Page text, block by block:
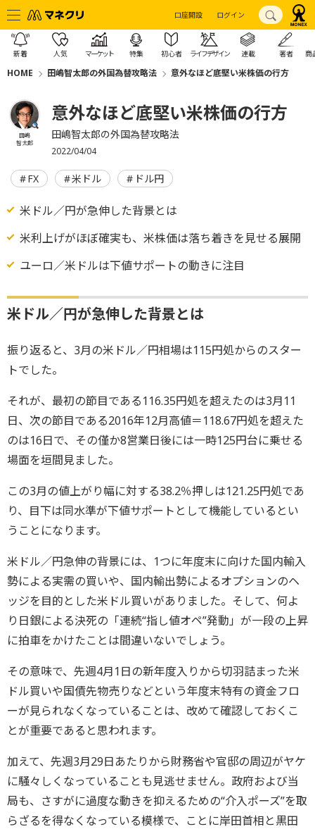
口座開設 ログイン
新着 人気 マーケット 特集 初心者 ライフデザイン 連載 著者 商
HOME 田嶋智太郎の外国為替攻略法 意外なほど底堅い米株価の行方
田嶋
智太郎
意外なほど底堅い米株価の行方
田嶋智太郎の外国為替攻略法
2022/04/04
FX 米ドル ドル円
米ドル／円が急伸した背景とは
米利上げがほぼ確実も、米株価は落ち着きを見せる展開
ユーロ／米ドルは下値サポートの動きに注目
米ドル／円が急伸した背景とは
振り返ると、3月の米ドル／円相場は115円処からのスター
トでした。
それが、最初の節目である116.35円処を超えたのは3月11
日、次の節目である2016年12月高値＝118.67円処を超えた
のは16日で、その僅か8営業日後には一時125円台に乗せる
場面を垣間見ました。
この3月の値上がり幅に対する38.2％押しは121.25円処であ
り、目下は同水準が下値サポートとして機能しているとい
うことになります。
米ドル／円急伸の背景には、1つに年度末に向けた国内輸入
勢による実需の買いや、国内輸出勢によるオプションのヘ
ッジを目的とした米ドル買いがありました。そして、何よ
り日銀による決死の「連続“指し値オペ”発動」が一段の上昇
に拍車をかけたことは間違いないでしょう。
その意味で、先週4月1日の新年度入りから切羽詰まった米
ドル買いや国債先物売りなどという年度末特有の資金フロ
ーが見られなくなっていることは、改めて確認しておくこ
とが重要であると思われます。
加えて、先週3月29日あたりから財務省や官邸の周辺がヤケ
に騒々しくなっていることも見逃せません。政府および当
局も、さすがに過度な動きを抑えるための“介入ポーズ”を取
らざるを得なくなっている模様で、ことに岸田首相と黒田